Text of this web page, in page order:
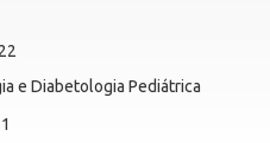
e Diabetologia Pediátrica